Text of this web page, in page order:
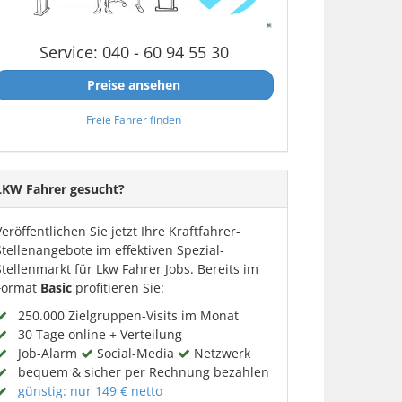
Service: 040 - 60 94 55 30
Preise ansehen
Freie Fahrer finden
Fahrer gesucht?
Sie jetzt Ihre Kraftfahrer-
im effektiven Spezial-
für Lkw Fahrer Jobs. Bereits im
Basicprofitieren Sie:
250.000 Zielgruppen-Visits im Monat
30 Tage online + Verteilung
Job-Alarm
Social-Media
Netzwerk
bequem & sicher per Rechnung bezahlen
günstig: nur 149 € netto